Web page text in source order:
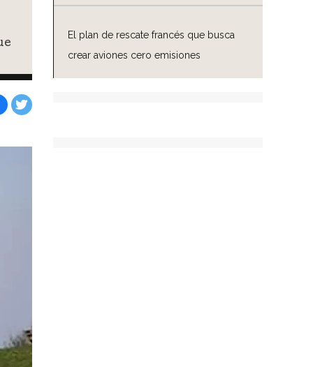
El plan de rescate francés que busca
crear aviones cero emisiones